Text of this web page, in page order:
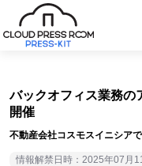
バックオフィス業務の
開催
不動産会社コスモスイニシア
情報解禁日時：2025年07月